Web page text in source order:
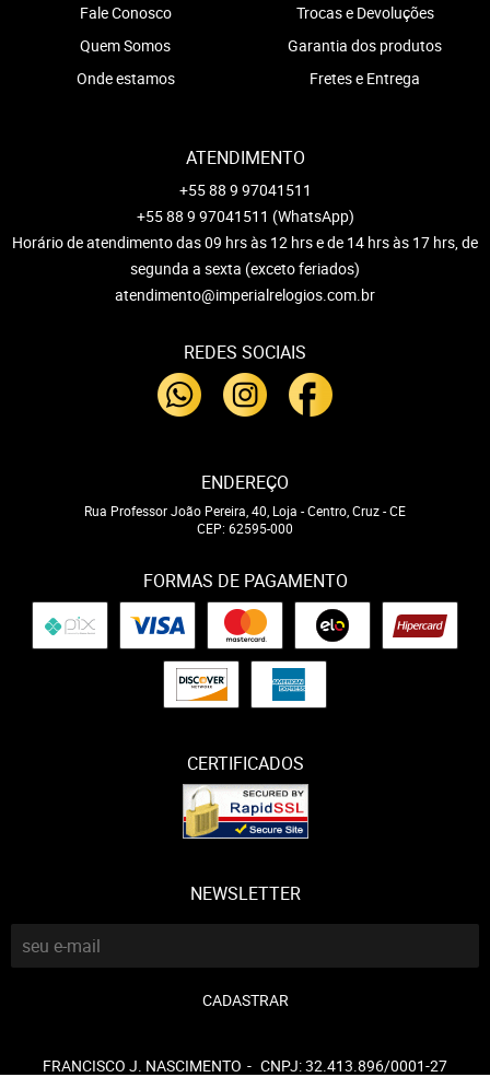
Fale Conosco
Quem Somos
Onde estamos
Trocas e Devoluções
Garantia dos produtos
Fretes e Entrega
ATENDIMENTO
+55 88 9 97041511
+55 88 9 97041511 (WhatsApp)
Horário de atendimento das 09 hrs às 12 hrs e de 14 hrs às 17 hrs, de
segunda a sexta (exceto feriados)
atendimento@imperialrelogios.com.br
REDES SOCIAIS
ENDEREÇO
Rua Professor João Pereira, 40, Loja -Centro, Cruz-CE
CEP: 62595-000
FORMAS DE PAGAMENTO
CERTIFICADOS
NEWSLETTER
CADASTRAR
FRANCISCO J. NASCIMENTO CNPJ: 32.413.896/0001-27